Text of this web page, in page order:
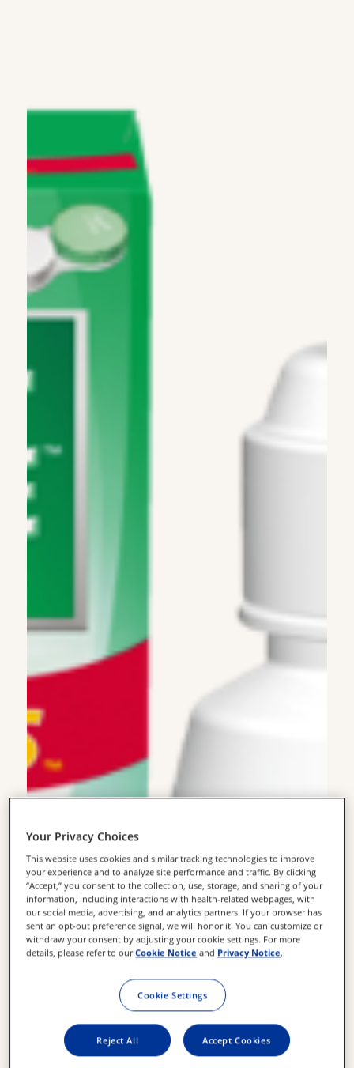
Your Privacy Choices
This website uses cookies and similar tracking technologies to improve
your experience and to analyze site performance and traffic. By clicking
“Accept,” you consent to the collection, use, storage, and sharing of your
information, including interactions with health-related webpages, with
our social media, advertising, and analytics partners. If your browser has
sent an opt-out preference signal, we will honor it. You can customize or
withdraw your consent by adjusting your cookie settings. For more
details, please refer to ourCookie Notice and Privacy Notice.
Cookie Settings
Reject All Accept Cookies